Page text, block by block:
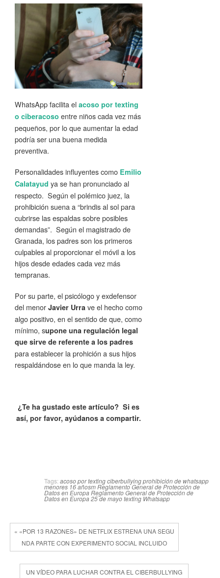
WhatsApp facilita el acoso por texting
o ciberacoso entre niños cada vez más
pequeños, por lo que aumentar la edad
podría ser una buena medida
preventiva.
Personalidades influyentes como Emilio
Calatayud ya se han pronunciado al
respecto. Según el polémico juez, la
prohibición suena a “brindis al sol para
cubrirse las espaldas sobre posibles
demandas”. Según el magistrado de
Granada, los padres son los primeros
culpables al proporcionar el móvil a los
hijos desde edades cada vez más
tempranas.
Por su parte, el psicólogo y exdefensor
del menor Javier Urra ve el hecho como
algo positivo, en el sentido de que, como
mínimo, supone una regulación legal
que sirve de referente a los padres
para establecer la prohición a sus hijos
respaldándose en lo que manda la ley.
¿Te ha gustado este artículo? Si es
así, por favor, ayúdanos a compartir.
Tags: acoso por textingciberbullyingprohibición de whatsapp
menores 16 añosmReglamento General de Protección de
Datos en Europa Reglamento General de Protección de
Datos en Europa 25 de mayotexting Whatsapp
« «POR 13 RAZONES» DE NETFLIX ESTRENA UNA SEGU
NDA PARTE CON EXPERIMENTO SOCIAL INCLUIDO
UN VÍDEO PARA LUCHAR CONTRA EL CIBERBULLYING